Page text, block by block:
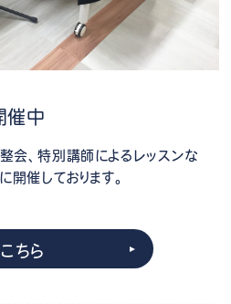
催中
会、特別講師によるレッスンな
開催しております。
ちら